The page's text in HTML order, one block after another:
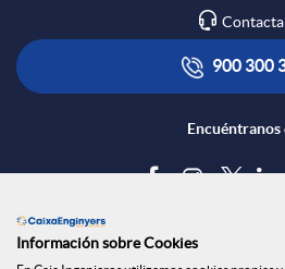
Contacta
900 300
Encuéntranos
Información sobre Cookies